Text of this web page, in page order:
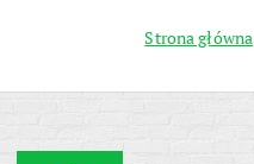
Strona główna